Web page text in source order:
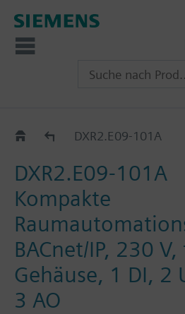
DXR2.E09..DXR2.E09-101A
DXR2.E09-101A
Kompakte
BACnet/IP, 230
Gehäuse, 1 DI, 2
3 AO